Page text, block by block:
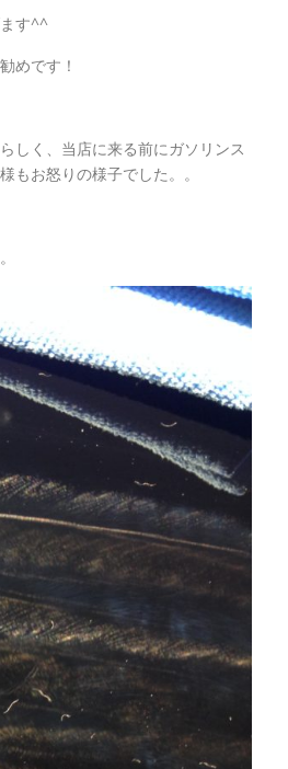
す^^
めです！
しく、当店に来る前にガソリンス
もお怒りの様子でした。。